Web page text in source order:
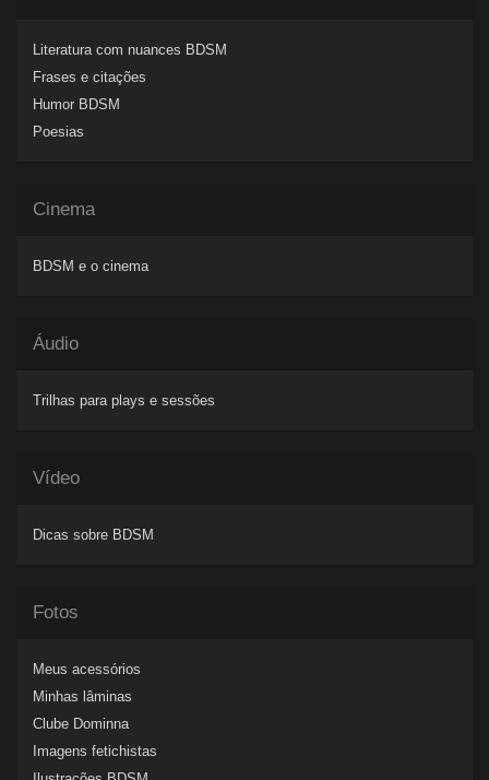
Literatura com nuances BDSM
Frases e citações
Humor BDSM
Poesias
Cinema
BDSM e o cinema
Áudio
Trilhas para plays e sessões
Vídeo
Dicas sobre BDSM
Fotos
Meus acessórios
Minhas lâminas
Clube Dominna
Imagens fetichistas